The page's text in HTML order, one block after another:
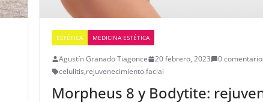
ESTÉTICA MEDICINA ESTÉTICA
Agustín Granado Tiagonce 20 febrero, 2023
0
celulitis,rejuvenecimiento facial
Morpheus 8 y Bodytite: